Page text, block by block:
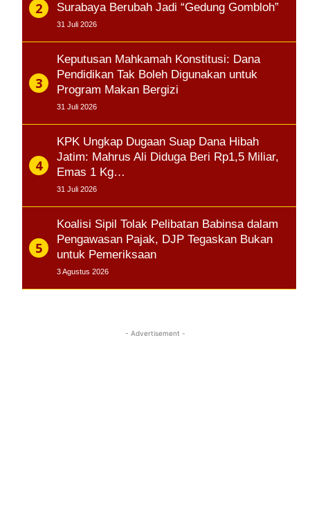
Surabaya Berubah Jadi “Gedung Gombloh”
31 Juli 2026
Keputusan Mahkamah Konstitusi: Dana
Pendidikan Tak Boleh Digunakan untuk
Program Makan Bergizi
31 Juli 2026
KPK Ungkap Dugaan Suap Dana Hibah
Jatim: Mahrus Ali Diduga Beri Rp1,5 Miliar,
Emas 1 Kg…
31 Juli 2026
Koalisi Sipil Tolak Pelibatan Babinsa dalam
Pengawasan Pajak, DJP Tegaskan Bukan
untuk Pemeriksaan
3 Agustus 2026
- Advertisement -